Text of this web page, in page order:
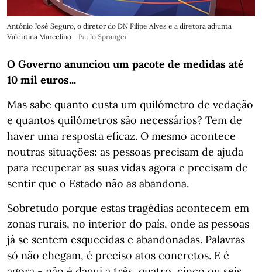
António José Seguro, o diretor do DN Filipe Alves e a diretora adjunta
Valentina Marcelino
Paulo Spranger
O Governo anunciou um pacote de medidas até
10 mil euros...
Mas sabe quanto custa um quilómetro de vedação
e quantos quilómetros são necessários? Tem de
haver uma resposta eficaz. O mesmo acontece
noutras situações: as pessoas precisam de ajuda
para recuperar as suas vidas agora e precisam de
sentir que o Estado não as abandona.
Sobretudo porque estas tragédias acontecem em
zonas rurais, no interior do país, onde as pessoas
já se sentem esquecidas e abandonadas. Palavras
só não chegam, é preciso atos concretos. E é